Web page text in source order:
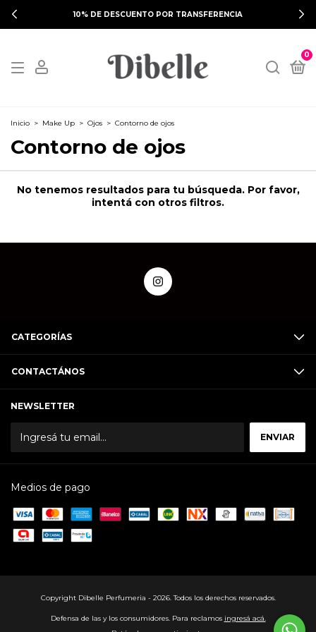
10% DE DESCUENTO POR TRANSFERENCIA
0
Inicio > Make Up > Ojos > Contorno de ojos
Contorno de ojos
No tenemos resultados para tu búsqueda. Por favor,
intentá con otros filtros.
CATEGORÍAS
CONTACTÁNOS
NEWSLETTER
Medios de pago
Copyright Dibelle Perfumeria - 2026. Todos los derechos reservados.
Defensa de las y los consumidores. Para reclamos ingresá acá.